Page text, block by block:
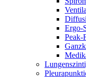
Ergo-
Peak-